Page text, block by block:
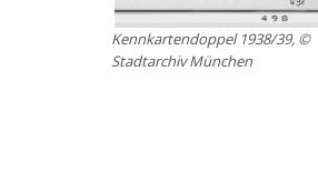
Kennkartendoppel 1938/39, ©
Stadtarchiv München